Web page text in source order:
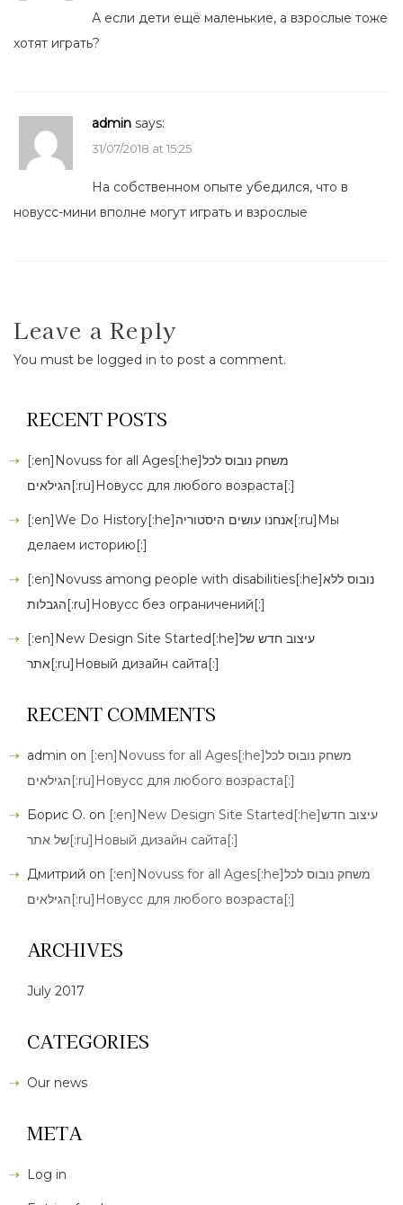
А если дети ещё маленькие, а взрослые тоже
хотят играть?
admin says:
31/07/2018 at 15:25
На собственном опыте убедился, что в
новусс-мини вполне могут играть и взрослые
Leave a Reply
You must be logged in to post a comment.
RECENT POSTS
[:en]Novuss for all Ages[:he]משחק נובוס לכל
הגילאים[:ru]Новусс для любого возраста[:]
[:en]We Do History[:he]אנחנו עושים היסטוריה[:ru]Мы
делаем историю[:]
[:en]Novuss among people with disabilities[:he]נובוס ללא
הגבלות[:ru]Новусс без ограничений[:]
[:en]New Design Site Started[:he]עיצוב חדש של
אתר[:ru]Новый дизайн сайта[:]
RECENT COMMENTS
admin on [:en]Novuss for all Ages[:he]משחק נובוס לכל
הגילאים[:ru]Новусс для любого возраста[:]
Борис О. on [:en]New Design Site Started[:he]עיצוב חדש
של אתר[:ru]Новый дизайн сайта[:]
Дмитрий on [:en]Novuss for all Ages[:he]משחק נובוס לכל
הגילאים[:ru]Новусс для любого возраста[:]
ARCHIVES
July 2017
CATEGORIES
Our news
META
Log in